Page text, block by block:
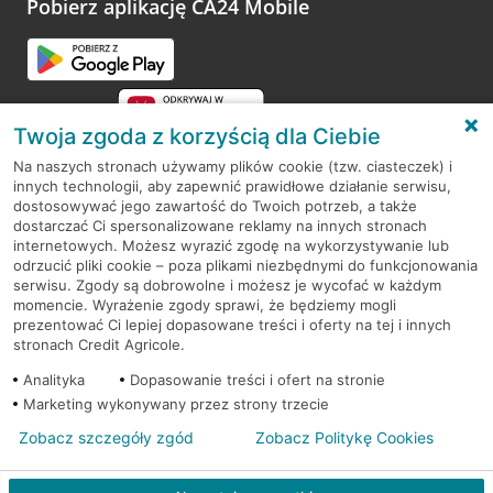
Pobierz aplikację CA24 Mobile
RODO
Regulamin serwisu
Mapa serwisu
PolitykaCookies
© 2026 Credit Agricole Bank Polska S.A. Wszelkie prawa zastrzeżone
Twoja zgoda z korzyścią dla Ciebie
Na naszych stronach używamy plików cookie (tzw. ciasteczek) i
innych technologii, aby zapewnić prawidłowe działanie serwisu,
dostosowywać jego zawartość do Twoich potrzeb, a także
dostarczać Ci spersonalizowane reklamy na innych stronach
internetowych. Możesz wyrazić zgodę na wykorzystywanie lub
odrzucić pliki cookie – poza plikami niezbędnymi do funkcjonowania
serwisu. Zgody są dobrowolne i możesz je wycofać w każdym
momencie. Wyrażenie zgody sprawi, że będziemy mogli
prezentować Ci lepiej dopasowane treści i oferty na tej i innych
stronach Credit Agricole.
Analityka
Dopasowanie treści i ofert na stronie
Marketing wykonywany przez strony trzecie
Zobacz szczegóły zgód Zobacz Politykę Cookies